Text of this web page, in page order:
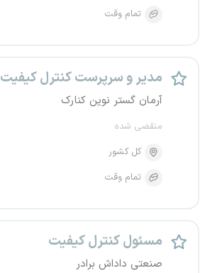
تمام وقت
مدیر و سرپرست کنترل کیفیت
آرمان گستر نوین کنارک
منقضی شده
کل کشور
تمام وقت
مسئول کنترل کیفیت
صنعتی داداش برادر